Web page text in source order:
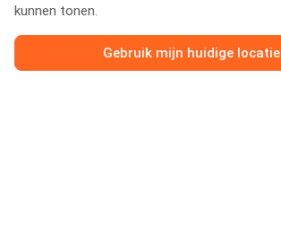
kunnen tonen.
Gebruik mijn huidige locatie